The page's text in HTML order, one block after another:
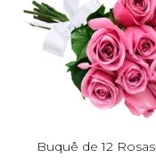
Buquê de 12